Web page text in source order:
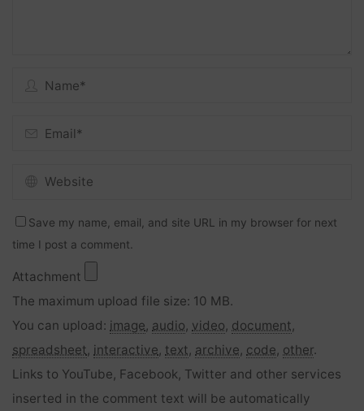
Save my name, email, and site URL in my browser for next
time I post a comment.
Attachment
The maximum upload file size: 10 MB.
You can upload: image, audio, video, document,
spreadsheet, interactive, text, archive, code, other.
Links to YouTube, Facebook, Twitter and other services
inserted in the comment text will be automatically